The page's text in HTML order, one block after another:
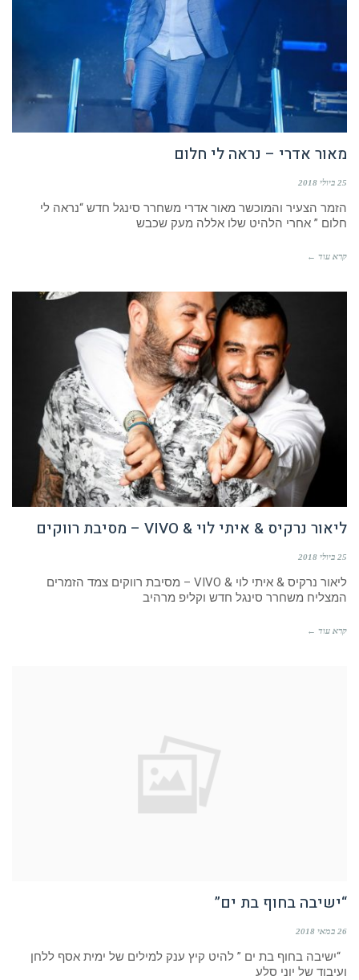
מאור אדרי – נראה לי חלום
25 ביולי 2018
הזמר הצעיר והמוכשר מאור אדרי משחרר סינגל חדש “נראה לי
חלום ” אחרי הלהיט שלו אללה מעק שכבש
קרא עוד ←
ליאור נרקיס & איתי לוי & VIVO – מסיבת רווקים
25 ביולי 2018
ליאור נרקיס & איתי לוי & VIVO – מסיבת רווקים צמד הזמרים
המצליח משחרר סינגל חדש וקליפ מרהיב
קרא עוד ←
“ישיבה בחוף בת ים”
26 במאי 2018
“ישיבה בחוף בת ים ” להיט קיץ ענק למילים של ימית אסף ללחן
ועיבוד של יוני סלע